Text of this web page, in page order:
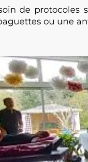
de protocoles
ou une